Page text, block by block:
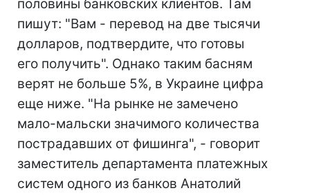
половины банковских клиентов. Там
пишут: "Вам - перевод на две тысячи
долларов, подтвердите, что готовы
его получить". Однако таким басням
верят не больше 5%, в Украине цифра
еще ниже. "На рынке не замечено
мало-мальски значимого количества
пострадавших от фишинга", - говорит
заместитель департамента платежных
систем одного из банков Анатолий